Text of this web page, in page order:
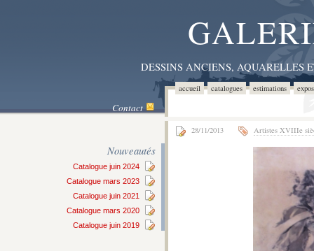
DESSINS ANCIENS,
accueil catalogues estimations
Contact
Nouveautés
Catalogue juin 2024
Catalogue mars 2023
Catalogue juin 2021
Catalogue mars 2020
Catalogue juin 2019
28/11/2013 Artistes XVIIIe